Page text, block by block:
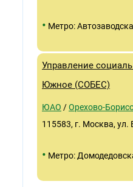
• Метро:
Управление
Южное (СОБЕС)
ЮАО /Орехово-
115583, г. Москва,
• Метро: